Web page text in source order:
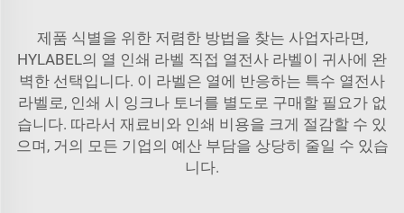
제품 식별을 위한 저렴한 방법을 찾는 사업자라면,
HYLABEL의 열 인쇄 라벨 직접 열전사 라벨이 귀사에 완
벽한 선택입니다. 이 라벨은 열에 반응하는 특수 열전사
라벨로, 인쇄 시 잉크나 토너를 별도로 구매할 필요가 없
습니다. 따라서 재료비와 인쇄 비용을 크게 절감할 수 있
으며, 거의 모든 기업의 예산 부담을 상당히 줄일 수 있습
니다.